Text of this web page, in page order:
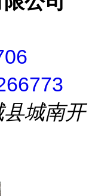
城南开